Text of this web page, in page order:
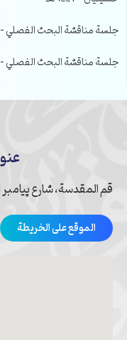
جلسة مناقشة البحث الفصلي –
جلسة مناقشة البحث الفصلي –
قم المقدسة، شارع
الموقع على الخريطة